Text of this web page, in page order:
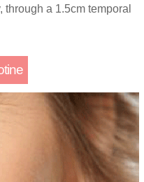
a 1.5cm temporal